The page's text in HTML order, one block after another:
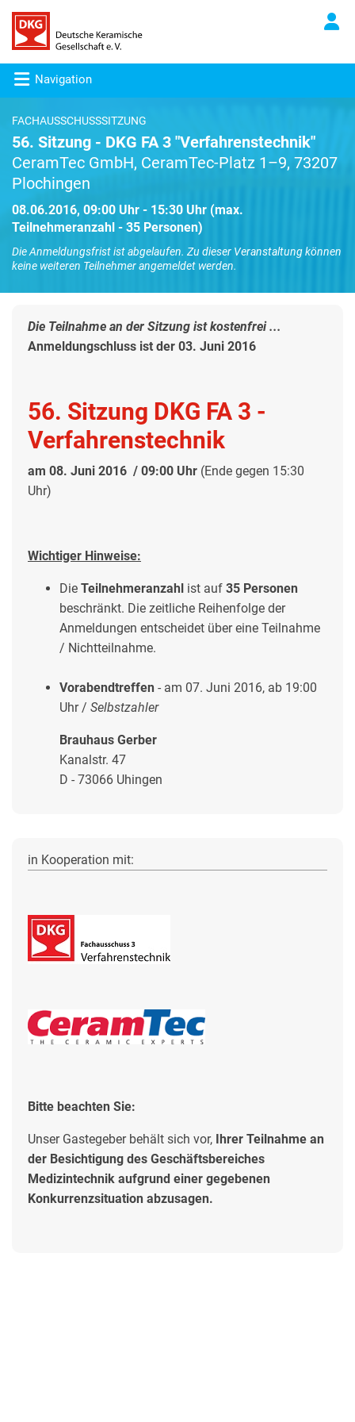
Navigation
FACHAUSSCHUSSSITZUNG
56. Sitzung - DKG FA 3 "Verfahrenstechnik"
CeramTec GmbH, CeramTec-Platz 1–9, 73207
Plochingen
08.06.2016, 09:00 Uhr - 15:30 Uhr (max.
Teilnehmeranzahl - 35 Personen)
Die Anmeldungsfrist ist abgelaufen. Zu dieser Veranstaltung können
keine weiteren Teilnehmer angemeldet werden.
Die Teilnahme an der Sitzung ist kostenfrei ...
Anmeldungschluss ist der 03. Juni 2016
56. Sitzung DKG FA 3 -
Verfahrenstechnik
am 08. Juni 2016 / 09:00 Uhr (Ende gegen 15:30
Uhr)
Wichtiger Hinweise:
Die Teilnehmeranzahl ist auf 35 Personen
beschränkt. Die zeitliche Reihenfolge der
Anmeldungen entscheidet über eine Teilnahme
/ Nichtteilnahme.
Vorabendtreffen - am 07. Juni 2016, ab 19:00
Uhr / Selbstzahler
Brauhaus Gerber
Kanalstr. 47
D - 73066 Uhingen
in Kooperation mit:
Bitte beachten Sie:
Unser Gastegeber behält sich vor, Ihrer Teilnahme an
der Besichtigung des Geschäftsbereiches
Medizintechnik aufgrund einer gegebenen
Konkurrenzsituation abzusagen.